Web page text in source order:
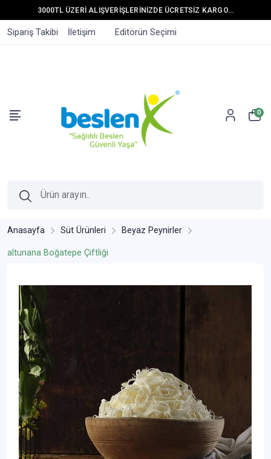
3000TL ÜZERİ ALIŞVERİŞLERİNİZDE ÜCRETSİZ KARGO...
Sipariş Takibi İletişim Editörün Seçimi
0
Anasayfa Süt Ürünleri Beyaz Peynirler
altunana Boğatepe Çiftliği